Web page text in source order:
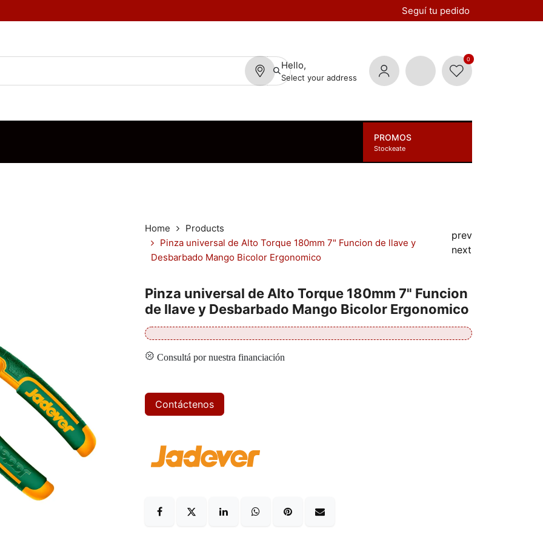
Seguí tu pedido
Hello,
Select your address
0
PROMOS
Stockeate
Home
Products
Pinza universal de Alto Torque 180mm 7" Funcion de llave y
Desbarbado Mango Bicolor Ergonomico
prev
next
Pinza universal de Alto Torque 180mm 7" Funcion
de llave y Desbarbado Mango Bicolor Ergonomico
Consultá por nuestra financiación
Contáctenos